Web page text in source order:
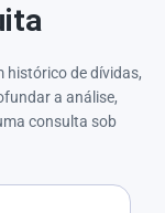
histórico de dívidas,
a análise,
consulta sob